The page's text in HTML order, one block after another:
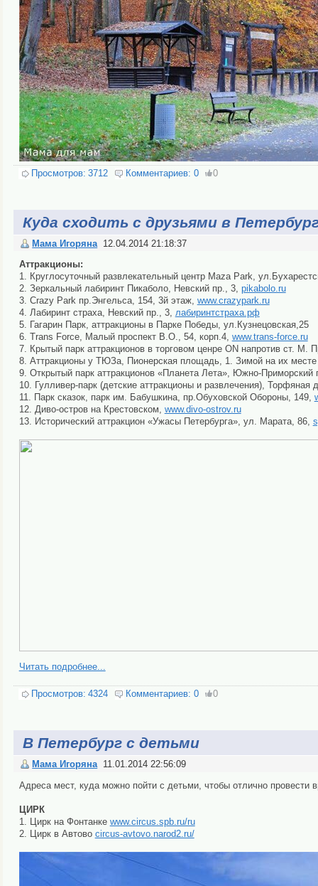
Просмотров: 3712 Комментариев: 0 0
Куда сходить с друзьями в
Мама Игоряна 12.04.2014 21:18:37
Аттракционы:
1. Круглосуточный развлекательный центр Maza Park,
2. Зеркальный лабиринт Пикаболо, Невский пр., 3, pikabolo.ru
3. Crazy Park пр.Энгельса, 154, 3й этаж, www.crazypark.ru
4. Лабиринт страха, Невский пр., 3, лабиринтстраха.рф
5. Гагарин Парк, аттракционы в Парке Победы, ул.Кузнецовская,25
6. Trans Force, Малый проспект В.О., 54, корп.4, www.trans-force.ru
7. Крытый парк аттракционов в торговом ценре ON напротив ст. М.
8. Аттракционы у ТЮЗа, Пионерская площадь, 1. Зимой на их месте
9. Открытый парк аттракционов «Планета Лета», Южно-Приморский
10. Гулливер-парк (детские аттракционы и развлечения),
11. Парк сказок, парк им. Бабушкина, пр.Обуховской Обороны, 149,
12. Диво-остров на Крестовском, www.divo-ostrov.ru
13. Исторический аттракцион «Ужасы Петербурга», ул. Марата, 86,
Читать подробнее...
Просмотров: 4324 Комментариев: 0 0
В Петербург с детьми
Мама Игоряна 11.01.2014 22:56:09
Адреса мест, куда можно пойти с детьми, чтобы отлично провести
ЦИРК
1. Цирк на Фонтанке www.circus.spb.ru/ru
2. Цирк в Автово circus-avtovo.narod2.ru/